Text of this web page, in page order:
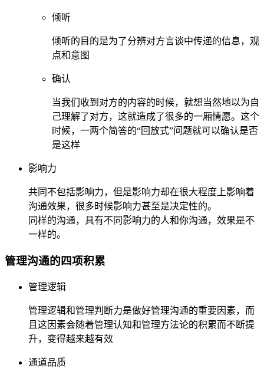
倾听
倾听的目的是为了分辨对方言谈中传递的信息，观
点和意图
确认
当我们收到对方的内容的时候，就想当然地以为自
己理解了对方，这就造成了很多的一厢情愿。这个
时候，一两个简答的“回放式”问题就可以确认是否
是这样
影响力
共同不包括影响力，但是影响力却在很大程度上影响着
沟通效果，很多时候影响力甚至是决定性的。
同样的沟通，具有不同影响力的人和你沟通，效果是不
一样的。
管理沟通的四项积累
管理逻辑
管理逻辑和管理判断力是做好管理沟通的重要因素，而
且这因素会随着管理认知和管理方法论的积累而不断提
升，变得越来越有效
通道品质